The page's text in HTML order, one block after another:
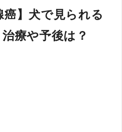
癌】犬で見られる
療や予後は？